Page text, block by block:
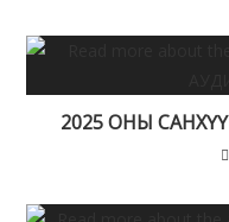
2025 ОНЫ